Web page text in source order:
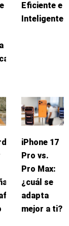
Eficiente e
Inteligente
iPhone 17
Pro vs.
Pro Max:
¿cuál se
adapta
mejor a ti?